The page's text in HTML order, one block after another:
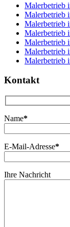
Malerbetrieb
Malerbetrieb
Malerbetrieb
Malerbetrieb
Malerbetrieb
Malerbetrieb
Malerbetrieb
Kontakt
Name*
E-Mail-Adresse*
Ihre Nachricht